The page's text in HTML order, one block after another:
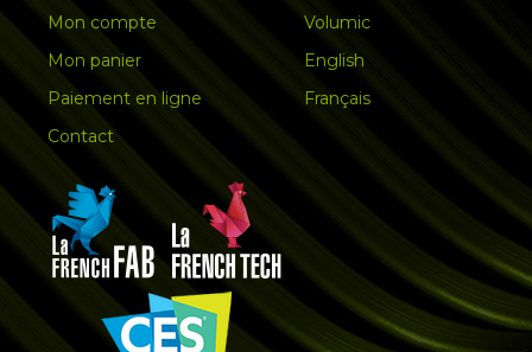
Mon compte
Mon panier
Paiement en ligne
Contact
Volumic
English
Français